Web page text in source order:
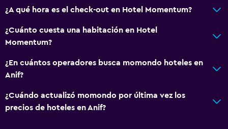
¿A qué hora es el check-out en Hotel Momentum?
¿Cuánto cuesta una habitación en Hotel
Momentum?
¿En cuántos operadores busca momondo hoteles en
Anif?
¿Cuándo actualizó momondo por última vez los
precios de hoteles en Anif?